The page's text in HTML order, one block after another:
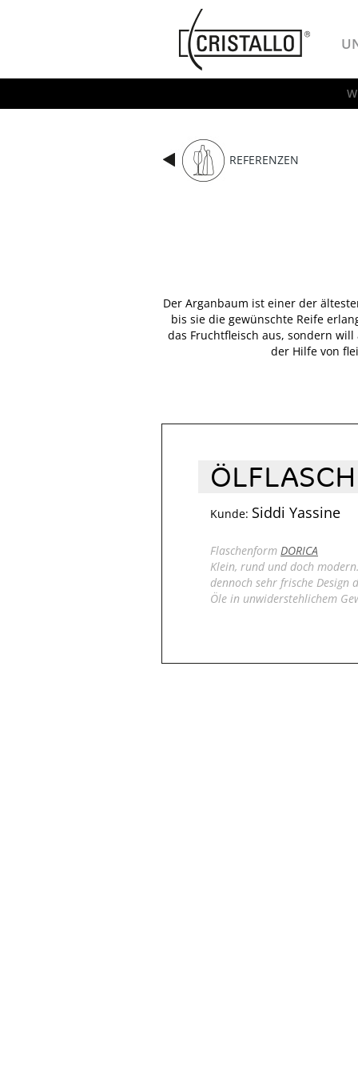
Cristallo
REFERENZEN
Der Arganbaum ist einer der
bis sie die gewünschte Reife
das Fruchtfleisch aus, sondern
der Hilfe von
Kunde: Siddi Yassine
Flaschenform DORICA
Klein, rund und doch
dennoch sehr frische Design
Öle in unwiderstehlichem